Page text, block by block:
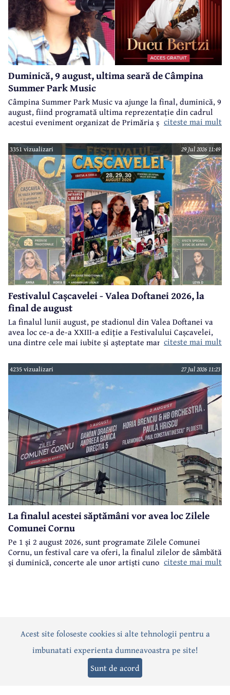
Duminică, 9 august, ultima seară de Câmpina
Summer Park Music
Câmpina Summer Park Music va ajunge la final, duminică, 9
august, fiind programată ultima reprezentație din cadrul
acestui eveniment organizat de Primăria și Consiliul Local
citeste mai mult
3351 vizualizari 29 Jul 2026 11:49
Festivalul Cașcavelei - Valea Doftanei 2026, la
final de august
La finalul lunii august, pe stadionul din Valea Doftanei va
avea loc ce-a de-a XXIII-a ediție a Festivalului Cașcavelei,
una dintre cele mai iubite și așteptate manifestări de acest
citeste mai mult
4235 vizualizari 27 Jul 2026 11:23
La finalul acestei săptămâni vor avea loc Zilele
Comunei Cornu
Pe 1 și 2 august 2026, sunt programate Zilele Comunei
Cornu, un festival care va oferi, la finalul zilelor de sâmbătă
și duminică, concerte ale unor artiști cunoscuți.citeste mai mult
ActualitatePoliticăSocialEvenimentInterviuri
Editorial Sport Anunțuri
Acest site foloseste cookies si alte tehnologii pentru a
imbunatati experienta dumneavoastra pe site!
Sunt de acord